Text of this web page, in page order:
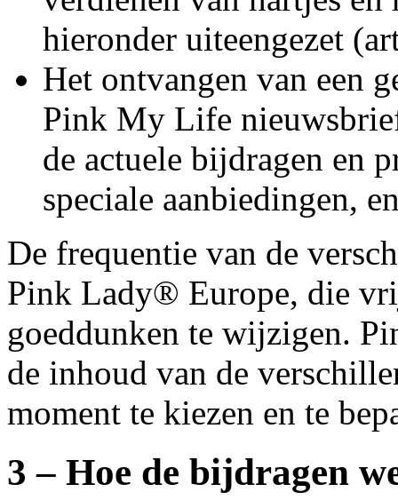
hieronder uiteengezet
Het ontvangen van een
Pink My Life
de actuele bijdragen en
speciale aanbiedingen,
De frequentie van de
Pink Lady® Europe, die
goeddunken te wijzigen.
de inhoud van de
moment te kiezen en te
3 – Hoe de bijdragen